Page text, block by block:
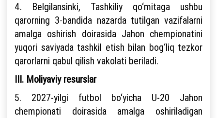
4. Belgilansinki, Tashkiliy qo‘mitaga ushbu
qarorning 3-bandida nazarda tutilgan vazifalarni
amalga oshirish doirasida Jahon chempionatini
yuqori saviyada tashkil etish bilan bog‘liq tezkor
qarorlarni qabul qilish vakolati beriladi.
III. Moliyaviy resurslar
5. 2027-yilgi futbol bo‘yicha U-20 Jahon
chempionati doirasida amalga oshiriladigan